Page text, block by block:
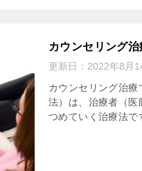
カウンセリング
更新日： 2022年8月
カウンセリング治
法）は、治療者（医
つめていく治療法